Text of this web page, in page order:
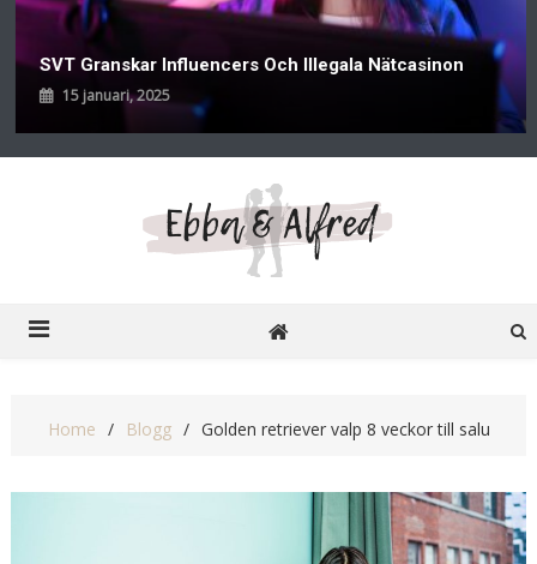
SVT Granskar Influencers Och Illegala Nätcasinon
15 januari, 2025
Home Blogg Golden retriever valp 8 veckor till salu